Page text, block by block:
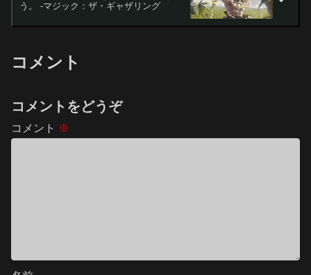
う。 -マジック：ザ・ギャザリング
コメント
コメントをどうぞ
コメント ※